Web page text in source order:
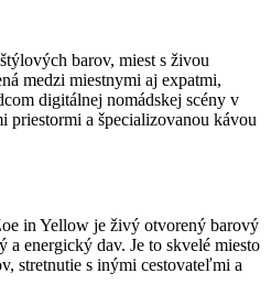
barov, miest s živou
medzi miestnymi aj expatmi,
digitálnej nomádskej scény v
a špecializovanou kávou
in Yellow je živý otvorený barový
energický dav. Je to skvelé miesto
stretnutie s inými cestovateľmi a